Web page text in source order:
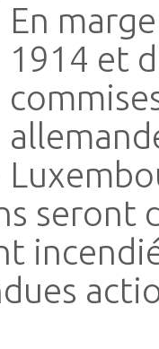
En
1914 et
seront